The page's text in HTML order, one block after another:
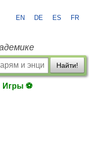
EN DE ES FR
Найти!
Игры ⚽